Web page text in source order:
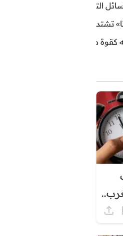
التواصل الاجتماعي على القاصرين
تشتد وتقترب من سواحل
طاقية إقليمية